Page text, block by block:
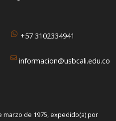
+57 3102334941
informacion@usbcali.edu.co
marzo de 1975, expedido(a) por